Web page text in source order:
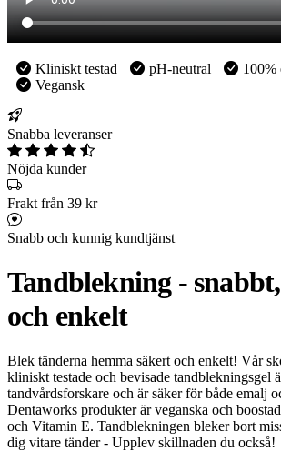
Kliniskt testad pH-neutral
100%
Vegansk
Snabba leveranser
Nöjda kunder
Frakt från 39 kr
Snabb och kunnig kundtjänst
Tandblekning -
och enkelt
Blek tänderna hemma säkert och enkelt! Vår
kliniskt testade och bevisade tandblekningsgel
tandvårdsforskare och är säker för både emalj
Dentaworks produkter är veganska och
och Vitamin E. Tandblekningen bleker bort
dig vitare tänder - Upplev skillnaden du också!